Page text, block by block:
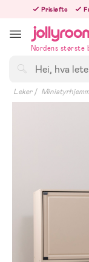
innehållet
Prisløfte
Nordens største
Leker